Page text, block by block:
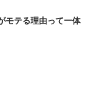
モテる理由って一体